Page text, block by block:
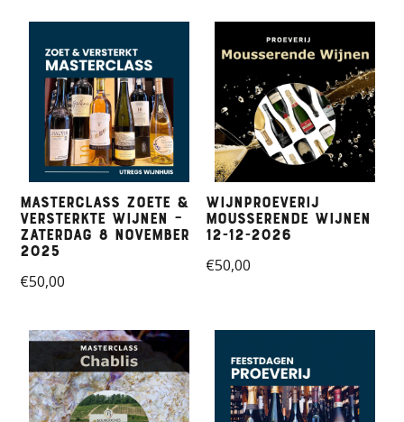
Masterclass Zoete &
Versterkte Wijnen –
Zaterdag 8 november
2025
€50,00
Wijnproeverij
mousserende wijnen
12-12-2026
€50,00